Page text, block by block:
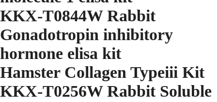
KKX-T0844W Rabbit
Gonadotropin inhibitory
hormone elisa kit
Hamster Collagen Typeiii Kit
KKX-T0256W Rabbit Soluble